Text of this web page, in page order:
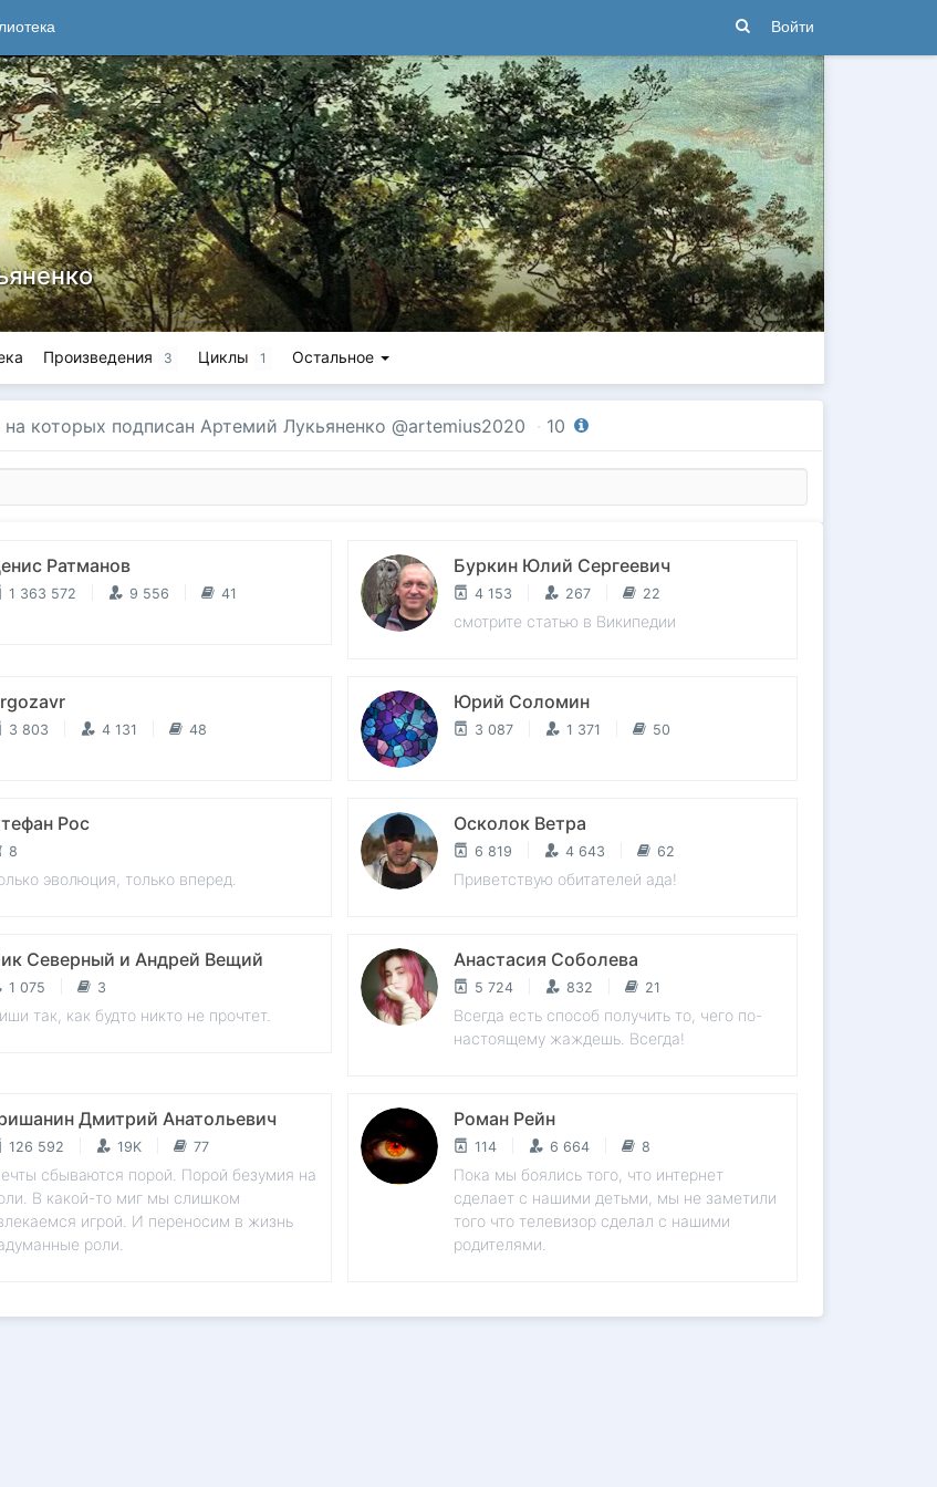
Войти
Произведения 3 Циклы 1 Остальное
на которых подписан Артемий Лукьяненко @artemius2020 · 10
Ратманов
1 363 572 9 556 41
Буркин Юлий Сергеевич
4 153 267 22
смотрите статью в Википедии
3 803 4 131 48
Юрий Соломин
3 087 1 371 50
Рос
8
эволюция, только вперед.
Осколок Ветра
6 819 4 643 62
Приветствую обитателей ада!
Северный и Андрей Вещий
1 075 3
так, как будто никто не прочтет.
Анастасия Соболева
5 724 832 21
Всегда есть способ получить то, чего по-
настоящему жаждешь. Всегда!
Дмитрий Анатольевич
126 592 19K 77
сбываются порой. Порой безумия на
В какой-то миг мы слишком
игрой. И переносим в жизнь
роли.
Роман Рейн
114 6 664 8
Пока мы боялись того, что интернет
сделает с нашими детьми, мы не заметили
того что телевизор сделал с нашими
родителями.